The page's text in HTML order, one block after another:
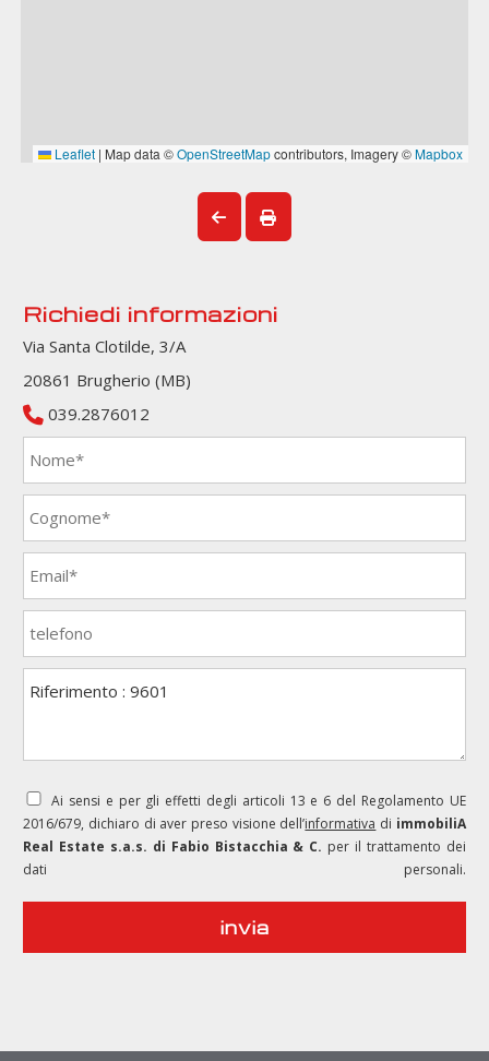
Richiedi informazioni
Via Santa Clotilde, 3/A
20861 Brugherio (MB)
039.2876012
Ai sensi e per gli effetti degli articoli 13 e 6 del Regolamento UE
2016/679, dichiaro di aver preso visione dell’informativa di immobiliA
Real Estate s.a.s. di Fabio Bistacchia & C. per il trattamento dei
dati personali.